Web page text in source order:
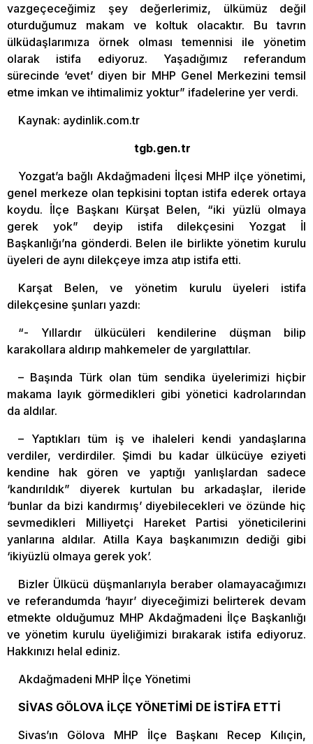
vazgeçeceğimiz şey değerlerimiz, ülkümüz değil
oturduğumuz makam ve koltuk olacaktır. Bu tavrın
ülküdaşlarımıza örnek olması temennisi ile yönetim
olarak istifa ediyoruz. Yaşadığımız referandum
sürecinde ‘evet’ diyen bir MHP Genel Merkezini temsil
etme imkan ve ihtimalimiz yoktur” ifadelerine yer verdi.
Kaynak: aydinlik.com.tr
tgb.gen.tr
Yozgat’a bağlı Akdağmadeni İlçesi MHP ilçe yönetimi,
genel merkeze olan tepkisini toptan istifa ederek ortaya
koydu. İlçe Başkanı Kürşat Belen, “iki yüzlü olmaya
gerek yok” deyip istifa dilekçesini Yozgat İl
Başkanlığı’na gönderdi. Belen ile birlikte yönetim kurulu
üyeleri de aynı dilekçeye imza atıp istifa etti.
Karşat Belen, ve yönetim kurulu üyeleri istifa
dilekçesine şunları yazdı:
“- Yıllardır ülkücüleri kendilerine düşman bilip
karakollara aldırıp mahkemeler de yargılattılar.
– Başında Türk olan tüm sendika üyelerimizi hiçbir
makama layık görmedikleri gibi yönetici kadrolarından
da aldılar.
– Yaptıkları tüm iş ve ihaleleri kendi yandaşlarına
verdiler, verdirdiler. Şimdi bu kadar ülkücüye eziyeti
kendine hak gören ve yaptığı yanlışlardan sadece
‘kandırıldık” diyerek kurtulan bu arkadaşlar, ileride
‘bunlar da bizi kandırmış’ diyebilecekleri ve özünde hiç
sevmedikleri Milliyetçi Hareket Partisi yöneticilerini
yanlarına aldılar. Atilla Kaya başkanımızın dediği gibi
‘ikiyüzlü olmaya gerek yok’.
Bizler Ülkücü düşmanlarıyla beraber olamayacağımızı
ve referandumda ‘hayır’ diyeceğimizi belirterek devam
etmekte olduğumuz MHP Akdağmadeni İlçe Başkanlığı
ve yönetim kurulu üyeliğimizi bırakarak istifa ediyoruz.
Hakkınızı helal ediniz.
Akdağmadeni MHP İlçe Yönetimi
SİVAS GÖLOVA İLÇE YÖNETİMİ DE İSTİFA ETTİ
Sivas’ın Gölova MHP İlçe Başkanı Recep Kılıçin,